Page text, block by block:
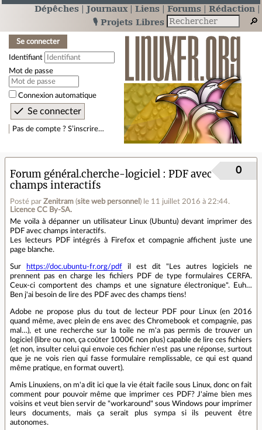
Dépêches Journaux Liens Forums
Rédaction
🎙️ Projets Libres
Se connecter
Identifiant
Mot de passe
Connexion automatique
Pas de compte ? S’inscrire…
Forum général.cherche-logiciel
PDF avec
champs interactifs
Posté par Zenitram (site web personnel ) le 11 juillet 2016 à 22:44.
Licence CC By‑SA.
0
Me voila à dépanner un utilisateur Linux (Ubuntu) devant imprimer des
PDF avec champs interactifs.
Les lecteurs PDF intégrés à Firefox et compagnie affichent juste une
page blanche.
Sur https://doc.ubuntu-fr.org/pdf il est dit "Les autres logiciels ne
prennent pas en charge les fichiers PDF de type formulaires CERFA.
Ceux-ci comportent des champs et une signature électronique". Euh…
Ben j'ai besoin de lire des PDF avec des champs tiens!
Adobe ne propose plus du tout de lecteur PDF pour Linux (en 2016
quand même, avec plein de ens avec des Chromebook et compagnie, pas
mal…), et une recherche sur la toile ne m'a pas permis de trouver un
logiciel (libre ou non, ça coûter 1000€ non plus) capable de lire ces fichiers
(et non, insulter celui qui envoie ces fichier n'est pas une réponse, surtout
que je ne vois rien qui fasse formulaire remplissable, ce qui est quand
même pratique, en format ouvert).
Amis Linuxiens, on m'a dit ici que la vie était facile sous Linux, donc on fait
comment pour pouvoir même que imprimer ces PDF? J'aime bien mes
voisins et veut bien servir de "workaround" sous Windows pour imprimer
leurs documents, mais ça serait plus sympa si ils peuvent être
autonomes.